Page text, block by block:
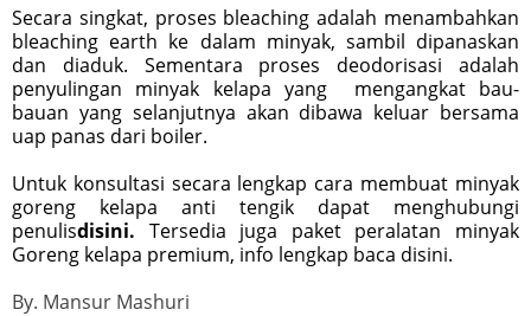
Secara singkat, proses bleaching adalah menambahkan
bleaching earth ke dalam minyak, sambil dipanaskan
dan diaduk. Sementara proses deodorisasi adalah
penyulingan minyak kelapa yang mengangkat bau-
bauan yang selanjutnya akan dibawa keluar bersama
uap panas dari boiler.
Untuk konsultasi secara lengkap cara membuat minyak
goreng kelapa anti tengik dapat menghubungi
penulisdisini. Tersedia juga paket peralatan minyak
Goreng kelapa premium, info lengkap baca disini.
By. Mansur Mashuri